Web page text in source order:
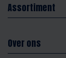
Assortiment
Over ons